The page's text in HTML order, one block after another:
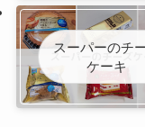
スーパーのチ
ケーキ